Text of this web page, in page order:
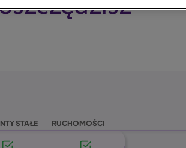
STAŁE RUCHOMOŚCI